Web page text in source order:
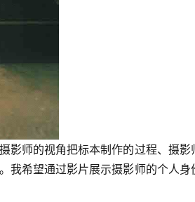
影师的视角把标本制作的过程、摄影
我希望通过影片展示摄影师的个人身